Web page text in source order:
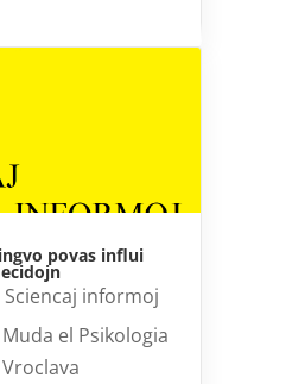
povas influi
Sciencaj informoj
el Psikologia